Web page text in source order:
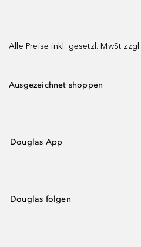
Alle Preise inkl. gesetzl. MwSt zzgl.
Ausgezeichnet shoppen
Douglas App
Douglas folgen